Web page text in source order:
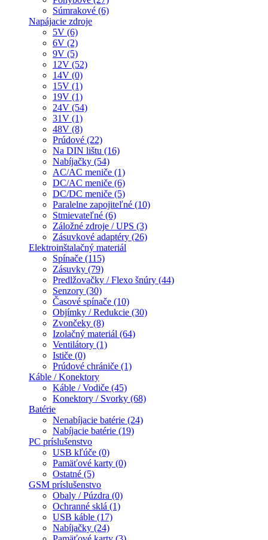
Súmrakové (6)
Napájacie zdroje
5V (6)
6V (2)
9V (5)
12V (52)
14V (0)
15V (1)
19V (1)
24V (54)
31V (1)
48V (8)
Prúdové (22)
Na DIN lištu (16)
Nabíjačky (54)
AC/AC meniče (1)
DC/AC meniče (6)
DC/DC meniče (5)
Paralelne zapojiteľné (10)
Stmievateľné (6)
Záložné zdroje / UPS (3)
Zásuvkové adaptéry (26)
Elektroinštalačný materiál
Spínače (115)
Zásuvky (79)
Predlžovačky / Flexo šnúry (44)
Senzory (30)
Časové spínače (10)
Objímky / Redukcie (30)
Zvončeky (8)
Izolačný materiál (64)
Ventilátory (1)
Ističe (0)
Prúdové chrániče (1)
Káble / Konektory
Káble / Vodiče (45)
Konektory / Svorky (68)
Batérie
Nenabíjacie batérie (24)
Nabíjacie batérie (19)
PC príslušenstvo
USB kľúče (0)
Pamäťové karty (0)
Ostatné (5)
GSM príslušenstvo
Obaly / Púzdra (0)
Ochranné sklá (1)
USB káble (17)
Nabíjačky (24)